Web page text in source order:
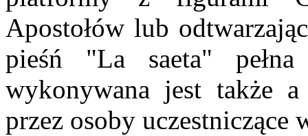
Apostołów lub
pieśń "La saeta"
wykonywana jest także
przez osoby uczestniczące